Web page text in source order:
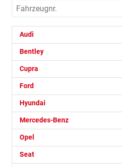
Fahrzeugnr.
Audi
Bentley
Cupra
Ford
Hyundai
Mercedes-Benz
Opel
Seat